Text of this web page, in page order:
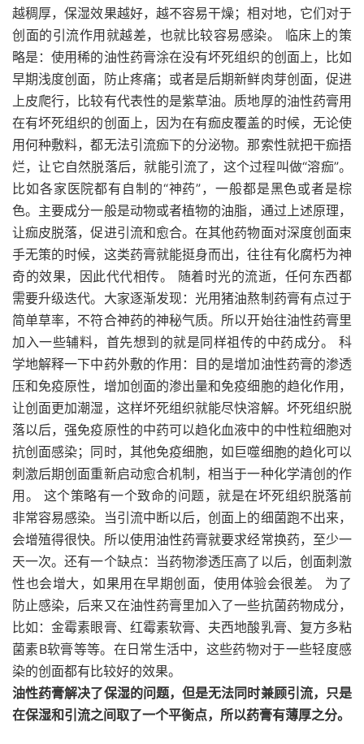
越稠厚，保湿效果越好，越不容易干燥；相对地，它们对于
创面的引流作用就越差，也就比较容易感染。 临床上的策
略是：使用稀的油性药膏涂在没有坏死组织的创面上，比如
早期浅度创面，防止疼痛；或者是后期新鲜肉芽创面，促进
上皮爬行，比较有代表性的是紫草油。质地厚的油性药膏用
在有坏死组织的创面上，因为在有痂皮覆盖的时候，无论使
用何种敷料，都无法引流痂下的分泌物。那索性就把干痂捂
烂，让它自然脱落后，就能引流了，这个过程叫做“溶痂”。
比如各家医院都有自制的“神药”，一般都是黑色或者是棕
色。主要成分一般是动物或者植物的油脂，通过上述原理，
让痂皮脱落，促进引流和愈合。在其他药物面对深度创面束
手无策的时候，这类药膏就能挺身而出，往往有化腐朽为神
奇的效果，因此代代相传。 随着时光的流逝，任何东西都
需要升级迭代。大家逐渐发现：光用猪油熬制药膏有点过于
简单草率，不符合神药的神秘气质。所以开始往油性药膏里
加入一些辅料，首先想到的就是同样祖传的中药成分。 科
学地解释一下中药外敷的作用：目的是增加油性药膏的渗透
压和免疫原性，增加创面的渗出量和免疫细胞的趋化作用，
让创面更加潮湿，这样坏死组织就能尽快溶解。坏死组织脱
落以后，强免疫原性的中药可以趋化血液中的中性粒细胞对
抗创面感染；同时，其他免疫细胞，如巨噬细胞的趋化可以
刺激后期创面重新启动愈合机制，相当于一种化学清创的作
用。 这个策略有一个致命的问题，就是在坏死组织脱落前
非常容易感染。当引流中断以后，创面上的细菌跑不出来，
会增殖得很快。所以使用油性药膏就要求经常换药，至少一
天一次。还有一个缺点：当药物渗透压高了以后，创面刺激
性也会增大，如果用在早期创面，使用体验会很差。 为了
防止感染，后来又在油性药膏里加入了一些抗菌药物成分，
比如：金霉素眼膏、红霉素软膏、夫西地酸乳膏、复方多粘
菌素B软膏等等。在日常生活中，这些药物对于一些轻度感
染的创面都有比较好的效果。
油性药膏解决了保湿的问题，但是无法同时兼顾引流，只是
在保湿和引流之间取了一个平衡点，所以药膏有薄厚之分。